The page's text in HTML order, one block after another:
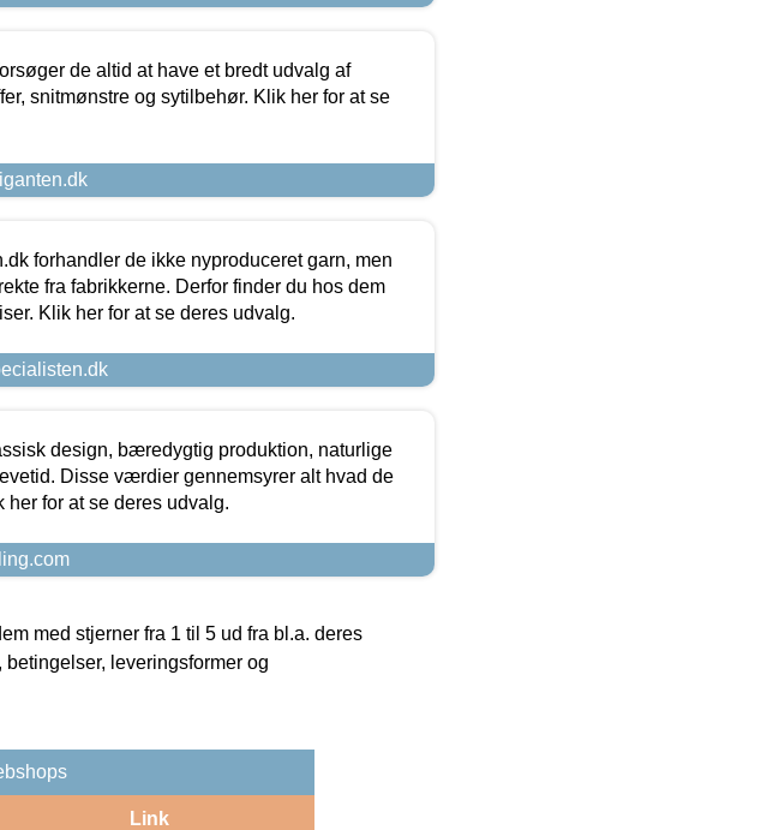
de altid at have et bredt udvalg af
snitmønstre og sytilbehør. Klik her for at se
forhandler de ikke nyproduceret garn, men
fra fabrikkerne. Derfor finder du hos dem
Klik her for at se deres udvalg.
design, bæredygtig produktion, naturlige
Disse værdier gennemsyrer alt hvad de
her for at se deres udvalg.
med stjerner fra 1 til 5 ud fra bl.a. deres
leveringsformer og
Link